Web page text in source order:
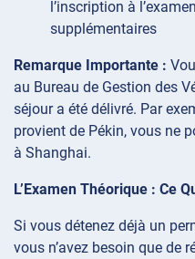
l’inscription à
supplémentaires
Remarque Importante :
au Bureau de Gestion des
séjour a été délivré. Par
provient de Pékin, vous ne
à Shanghai.
L’Examen Théorique : Ce
Si vous détenez déjà un
vous n’avez besoin que de